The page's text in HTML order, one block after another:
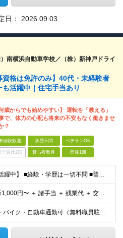
日： 2026.09.03
南横浜自動車学校／（株）新神戸ドライ
格は免許のみ】40代・未経験者
活躍中｜住宅手当あり
何歳からでも始めやすい】 運転を「教える」
で、体力の心配も将来の不安もなく働きませ
？
経験歓迎 学歴不問 ベテランOK
全週休2日 賞与複数月 面接1回
【40代も活躍中】 ■経験・学歴は一切不問 ■普通自動車免許※AT限定の方も応募OK！ 前職がタクシー、トラックなどの ドライバー経験者はもちろん、 全くの異業種からスタートした先輩も 多数活躍して
■月給21万1,000円〜 ＋ 諸手当 ＋ 残業代 ＋ 交通費 ※上記はあくまでスタート時の基本給です ※残業代は別途全額支給します ※試用期間6ヶ月あり（期間中の待遇変更なし） 【資格取得後（入社
【自転車・バイク・自動車通勤可（無料職員駐車場あり）】 ◆埼玉県所沢市大字久米936-1 (変更の範囲)上記を除く当社関連勤務地